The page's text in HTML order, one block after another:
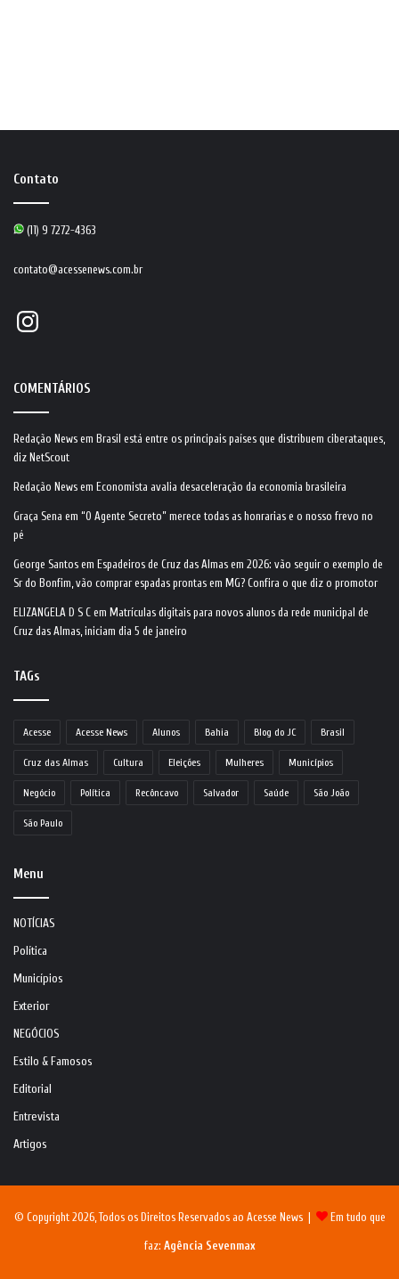
Contato
(11) 9 7272-4363
contato@acessenews.com.br
Instagram
COMENTÁRIOS
Redação News em Brasil está entre os principais países que distribuem ciberataques,
diz NetScout
Redação News em Economista avalia desaceleração da economia brasileira
Graça Sena em “O Agente Secreto” merece todas as honrarias e o nosso frevo no
pé
George Santos em Espadeiros de Cruz das Almas em 2026: vão seguir o exemplo de
Sr do Bonfim, vão comprar espadas prontas em MG? Confira o que diz o promotor
ELIZANGELA D S C em Matrículas digitais para novos alunos da rede municipal de
Cruz das Almas, iniciam dia 5 de janeiro
TAGs
Acesse Acesse News Alunos Bahia Blog do JC Brasil
Cruz das Almas Cultura Eleições Mulheres Municípios
Negócio Política Recôncavo Salvador Saúde São João
São Paulo
Menu
NOTÍCIAS
Política
Municípios
Exterior
NEGÓCIOS
Estilo & Famosos
Editorial
Entrevista
Artigos
© Copyright 2026, Todos os Direitos Reservados ao Acesse News | Em tudo que
faz: Agência Sevenmax